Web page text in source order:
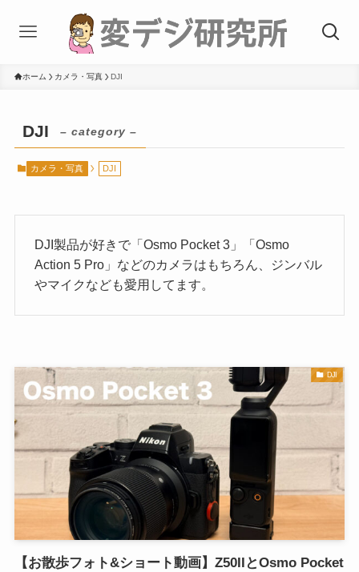
ホーム カメラ・写真 DJI
DJI – category –
カメラ・写真 DJI
DJI製品が好きで「Osmo Pocket 3」「Osmo
Action 5 Pro」などのカメラはもちろん、ジンバル
やマイクなども愛用してます。
DJI
【お散歩フォト&ショート動画】Z50IIとOsmo Pocket